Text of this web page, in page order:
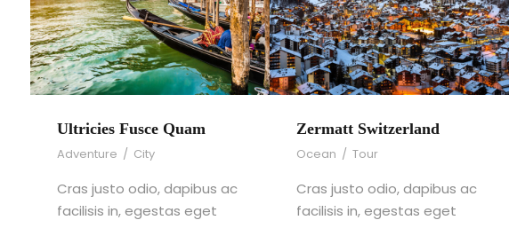
Ultricies Fusce Quam
Adventure / City
Cras justo odio, dapibus ac
facilisis in, egestas eget
Zermatt Switzerland
Ocean / Tour
Cras justo odio, dapibus ac
facilisis in, egestas eget